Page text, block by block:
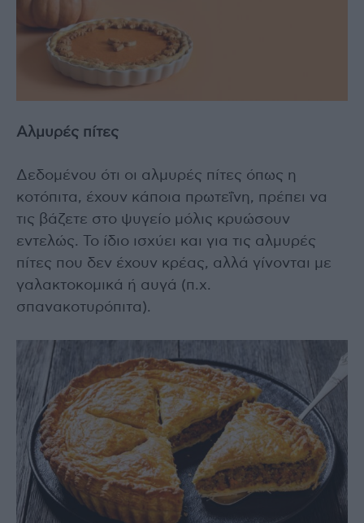
Αλμυρές πίτες
Δεδομένου ότι οι αλμυρές πίτες όπως η
κοτόπιτα, έχουν κάποια πρωτεΐνη, πρέπει να
τις βάζετε στο ψυγείο μόλις κρυώσουν
εντελώς. Το ίδιο ισχύει και για τις αλμυρές
πίτες που δεν έχουν κρέας, αλλά γίνονται με
γαλακτοκομικά ή αυγά (π.χ.
σπανακοτυρόπιτα).